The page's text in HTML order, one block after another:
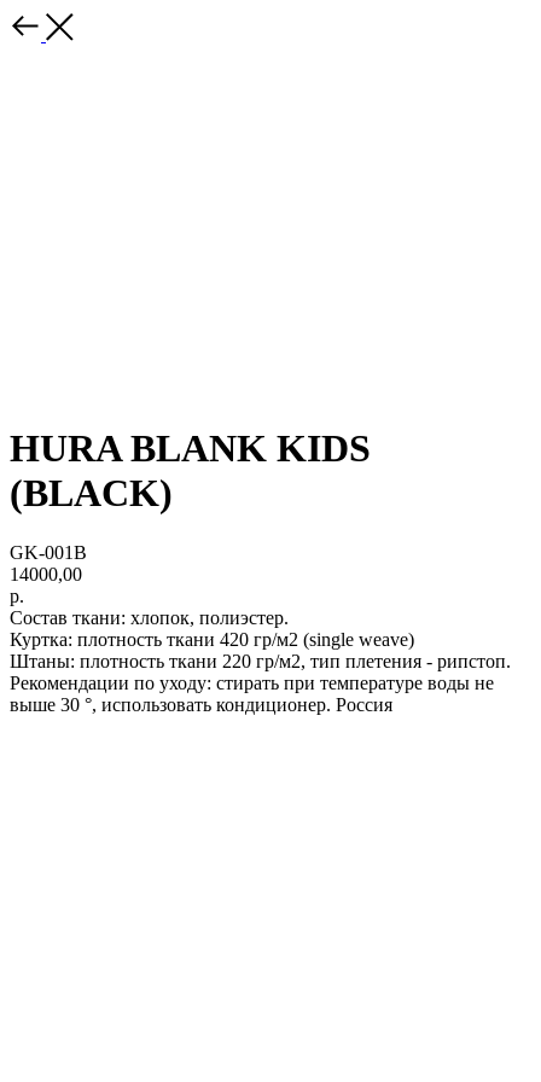
HURA BLANK KIDS
(BLACK)
GK-001B
14000,00
р.
Состав ткани: хлопок, полиэстер.
Куртка: плотность ткани 420 гр/м2 (single weave)
Штаны: плотность ткани 220 гр/м2, тип плетения - рипстоп.
Рекомендации по уходу: стирать при температуре воды не
выше 30 °, использовать кондиционер. Россия